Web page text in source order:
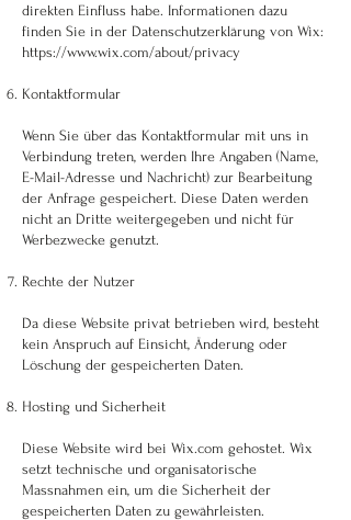
direkten Einfluss habe. Informationen dazu
finden Sie in der Datenschutzerklärung von Wix:
https://www.wix.com/about/privacy
Kontaktformular
Wenn Sie über das Kontaktformular mit uns in
Verbindung treten, werden Ihre Angaben (Name,
E-Mail-Adresse und Nachricht) zur Bearbeitung
der Anfrage gespeichert. Diese Daten werden
nicht an Dritte weitergegeben und nicht für
Werbezwecke genutzt.
Rechte der Nutzer
Da diese Website privat betrieben wird, besteht
kein Anspruch auf Einsicht, Änderung oder
Löschung der gespeicherten Daten.
Hosting und Sicherheit
Diese Website wird bei Wix.com gehostet. Wix
setzt technische und organisatorische
Massnahmen ein, um die Sicherheit der
gespeicherten Daten zu gewährleisten.